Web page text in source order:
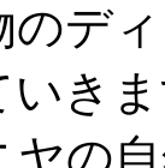
のデ
いき
の